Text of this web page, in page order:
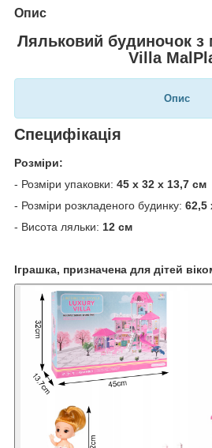
Опис
Ляльковий будиночок
Villa
Опис
Специфікація
Розміри:
- Розміри упаковки: 45 x 32 x 13,7 см
- Розміри розкладеного будинку: 62,5
- Висота ляльки: 12 см
Іграшка, призначена для дітей